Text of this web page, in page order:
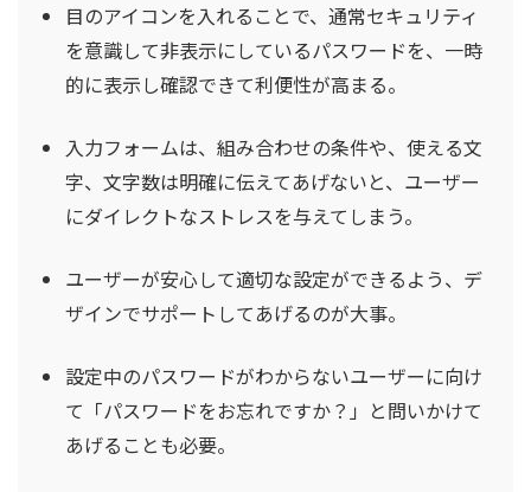
目のアイコンを入れることで、通常セキュリティ
を意識して非表示にしているパスワードを、一時
的に表示し確認できて利便性が高まる。
入力フォームは、組み合わせの条件や、使える文
字、文字数は明確に伝えてあげないと、ユーザー
にダイレクトなストレスを与えてしまう。
ユーザーが安心して適切な設定ができるよう、デ
ザインでサポートしてあげるのが大事。
設定中のパスワードがわからないユーザーに向け
て「パスワードをお忘れですか？」と問いかけて
あげることも必要。